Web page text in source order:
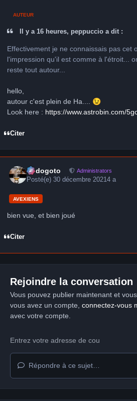
AUTEUR
Il y a 16 heures, peppuccio a dit :
Effectivement je ne connaissais pas cet
l'impression qu'il est comme à l'étroit...
reste tout autour...
hello,
autour c'est plein de Ha.... 😉
Look here : https://www.astrobin.com/
Citer
frédogoto Administrators
Posté(e)30 décembre 20214 a
AVEXIENS
bien vue, et bien joué
Citer
Rejoindre la conversation
Vous pouvez publier maintenant et
vous avez un compte, connectez-vous
avec votre compte.
Répondre à ce sujet…